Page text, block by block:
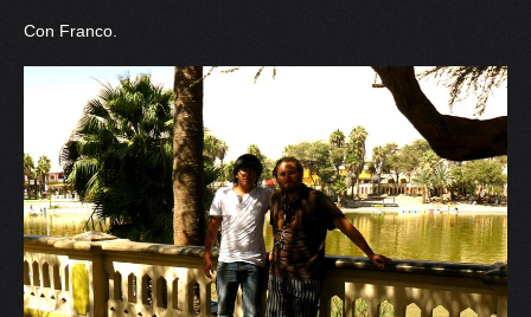
Con Franco.